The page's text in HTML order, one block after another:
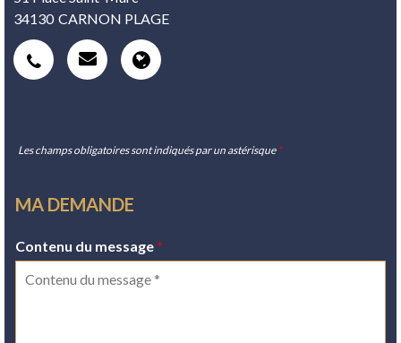
34130 CARNON PLAGE
Les champs obligatoires sont indiqués par un astérisque *
MA DEMANDE
Contenu du message *